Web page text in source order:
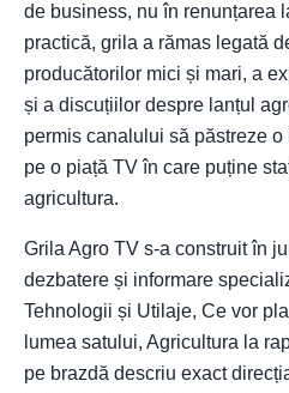
de business, nu în renunțarea
practică, grila a rămas legată
producătorilor mici și mari, a
și a discuțiilor despre lanțul
permis canalului să păstreze
pe o piață TV în care puține
agricultura.
Grila Agro TV s-a construit în
dezbatere și informare
Tehnologii și Utilaje, Ce vor
lumea satului, Agricultura la
pe brazdă descriu exact